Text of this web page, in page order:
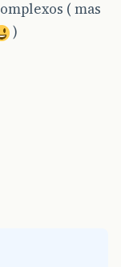
( mas
)